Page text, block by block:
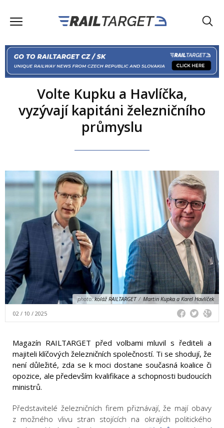
Volte Kupku a Havlíčka,
vyzývají kapitáni železničního
průmyslu
photo:koláž RAILTARGET / Martin Kupka a Karel Havlíček
02 / 10 / 2025
Magazín RAILTARGET před volbami mluvil s řediteli a
majiteli klíčových železničních společností. Ti se shodují, že
není důležité, zda se k moci dostane současná koalice či
opozice, ale především kvalifikace a schopnosti budoucích
ministrů.
Představitelé železničních firem přiznávají, že mají obavy
z možného vlivu stran stojících na okrajích politického